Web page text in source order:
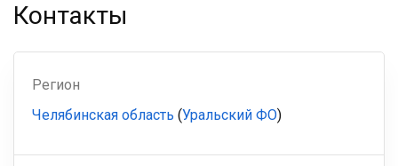
Контакты
Регион
Челябинская область (Уральский ФО)